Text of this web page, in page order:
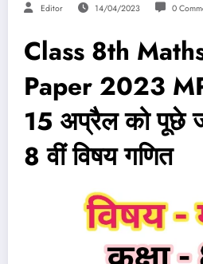
Editor 14/04/2023 0
Class 8th
Paper 2023
15 अप्रैल को पूछे
8 वीं विषय गणित